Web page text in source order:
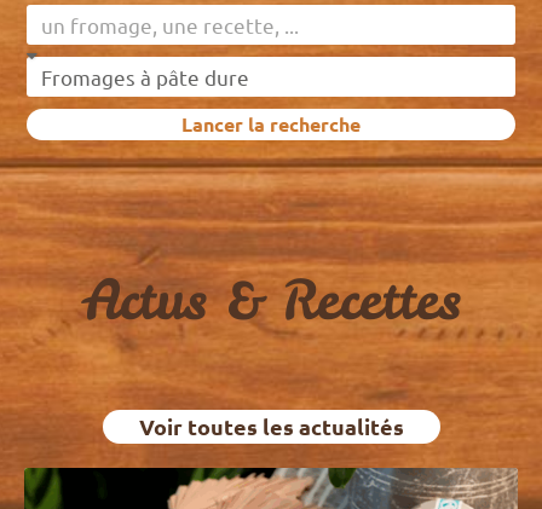
Lancer la recherche
Actus & Recettes
Voir toutes les actualités